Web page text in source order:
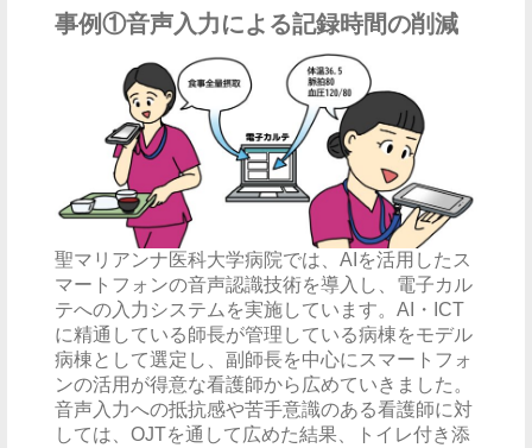
事例①音声入力による記録時間の削減
聖マリアンナ医科大学病院では、AIを活用したス
マートフォンの音声認識技術を導入し、電子カル
テへの入力システムを実施しています。AI・ICT
に精通している師長が管理している病棟をモデル
病棟として選定し、副師長を中心にスマートフォ
ンの活用が得意な看護師から広めていきました。
音声入力への抵抗感や苦手意識のある看護師に対
しては、OJTを通して広めた結果、トイレ付き添